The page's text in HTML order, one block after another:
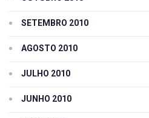
SETEMBRO 2010
AGOSTO 2010
JULHO 2010
JUNHO 2010